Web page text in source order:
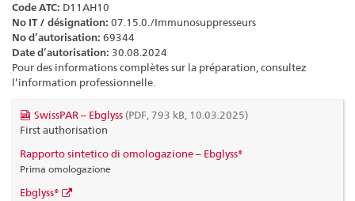
Code ATC: D11AH10
No IT / désignation: 07.15.0./Immunosuppresseurs
No d’autorisation: 69344
Date d’autorisation: 30.08.2024
Pour des informations complètes sur la préparation, consultez
l’information professionnelle.
SwissPAR – Ebglyss (PDF, 793 kB, 10.03.2025)
First authorisation
Rapporto sintetico di omologazione – Ebglyss®
Prima omologazione
Ebglyss®